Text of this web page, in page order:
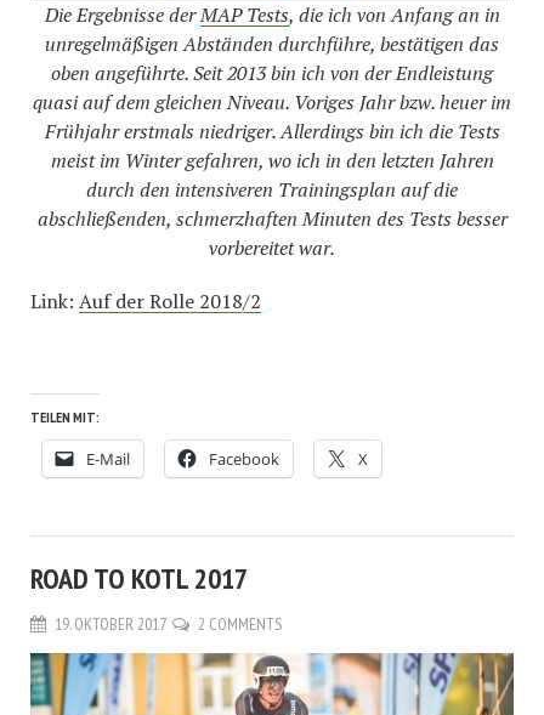
Die Ergebnisse derMAP Tests, die ich von Anfang an in
unregelmäßigen Abständen durchführe, bestätigen das
oben angeführte. Seit 2013 bin ich von der Endleistung
quasi auf dem gleichen Niveau. Voriges Jahr bzw. heuer im
Frühjahr erstmals niedriger. Allerdings bin ich die Tests
meist im Winter gefahren, wo ich in den letzten Jahren
durch den intensiveren Trainingsplan auf die
abschließenden, schmerzhaften Minuten des Tests besser
vorbereitet war.
Link: Auf der Rolle 2018/2
TEILEN MIT:
E-Mail Facebook X
ROAD TO KOTL 2017
19. OKTOBER 2017 2 COMMENTS